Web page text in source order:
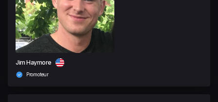
Jim Haymore
Promoteur